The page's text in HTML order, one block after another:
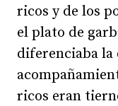
ricos y de los
el plato de
diferenciaba la
ricos eran